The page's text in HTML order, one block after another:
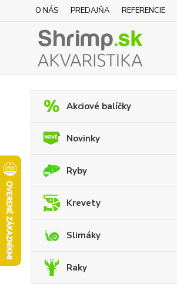
O NÁS PREDAJŇA REFERENCIE
Akciové balíčky
Novinky
Ryby
Krevety
Slimáky
Raky